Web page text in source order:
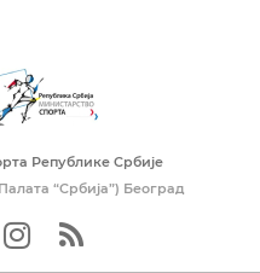
Републике Србије
“Србија”) Београд